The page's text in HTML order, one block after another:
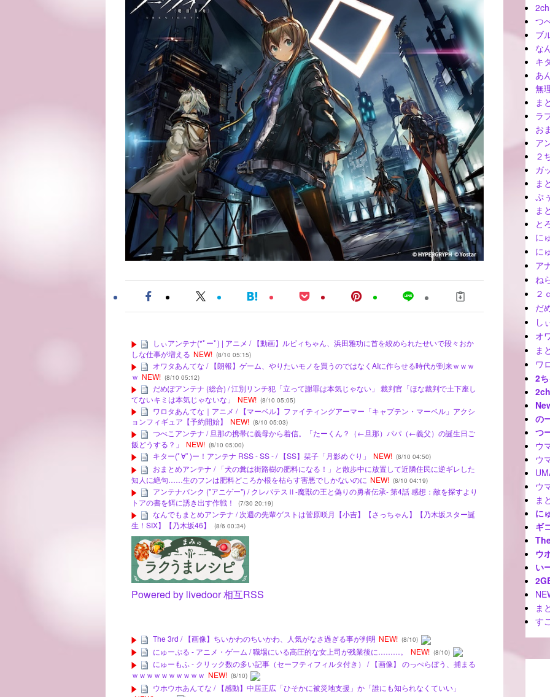
しぃアンテナ(*ﾟーﾟ) | アニメ / 【動画】ルビィちゃん、浜田雅功に首を絞められたせいで段々おか
しな仕事が増える NEW! (8/10 05:15)
オワタあんてな / 【朗報】ゲーム、やりたいモノを買うのではなくAIに作らせる時代が到来ｗｗｗ
ｗ NEW! (8/10 05:12)
だめぽアンテナ (総合) / 江別リンチ犯「立って謝罪は本気じゃない」 裁判官「ほな裁判で土下座し
てないキミは本気じゃないな」
NEW! (8/10 05:05)
ワロタあんてな｜アニメ / 【マーベル】ファイティングアーマー「キャプテン・マーベル」アクシ
ョンフィギュア【予約開始】
NEW! (8/10 05:03)
つべこアンテナ / 旦那の携帯に義母から着信。「たーくん？（←旦那）パパ（←義父）の誕生日ご
飯どうする？」
NEW! (8/10 05:00)
キター(ﾟ∀ﾟ)ー！アンテナ RSS - SS - / 【SS】栞子「月影めぐり」 NEW! (8/10 04:50)
おまとめアンテナ / 「犬の糞は街路樹の肥料になる！」と散歩中に放置して近隣住民に逆ギレした
知人に絶句……生のフンは肥料どころか根を枯らす害悪でしかないのに NEW! (8/10 04:19)
アンテナバンク ("アニゲー") / クレバテスⅡ-魔獣の王と偽りの勇者伝承- 第4話 感想：敵を探すより
トアの書を餌に誘き出す作戦！
(7/30 20:19)
なんでもまとめアンテナ / 次週の先輩ゲストは菅原咲月【小吉】【さっちゃん】【乃木坂スター誕
生！SIX】【乃木坂46】
(8/6 00:34)
Powered by livedoor 相互RSS
The 3rd / 【画像】ちいかわのちいかわ、人気がなさ過ぎる事が判明 NEW! (8/10)
にゅーぷる - アニメ・ゲーム / 職場にいる高圧的な女上司が残業後に………。 NEW! (8/10)
にゅーもふ - クリック数の多い記事（セーフティフィルタ付き） / 【画像】 のっぺらぼう、捕まる
ｗｗｗｗｗｗｗｗｗｗ NEW! (8/10)
ウホウホあんてな / 【感動】中居正広「ひそかに被災地支援」か「誰にも知られなくていい」
つ
ブ
な
キ
あ
無
ま
ラ
お
ア
２
ガ
ま
ぷ
ま
と
に
に
ア
ね
２
だ
し
オ
ま
ワ
2
の
つ
ウ
ウ
ウ
ま
に
ギ
ウ
い
ま
す